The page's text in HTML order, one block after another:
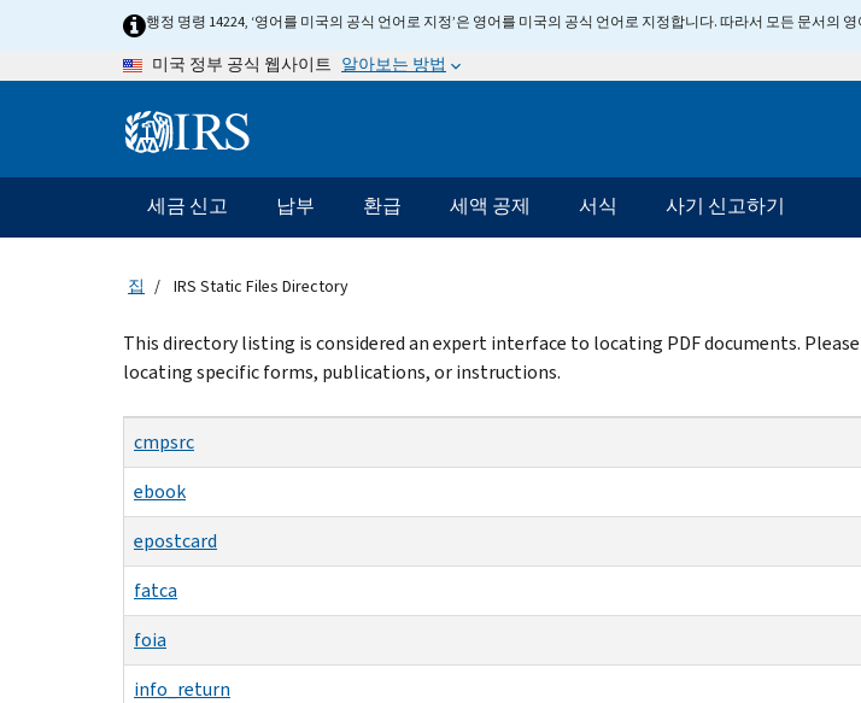
행정 명령 14224, ‘영어를 미국의 공식 언어로 지정’은 영어를 미국의 공식 언어로 지정합니다. 따라서 모든 문서의
미국 정부 공식 웹사이트 알아보는 방법
Information
메
인
네
게
이
바
세금 신고 납부 환급 세액 공제 서식 사기 신고하기
집 IRS Static Files Directory
Beginning
of
This directory listing is considered an expert interface to locating PDF documents.
locating specific forms, publications, or instructions.
cmpsrc
ebook
epostcard
fatca
foia
info_return